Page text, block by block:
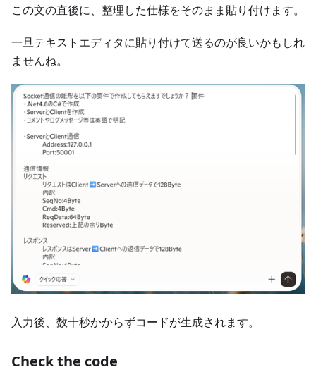
この文の直後に、整理した仕様をそのまま貼り付けます。
一旦テキストエディタに貼り付けて送るのが良いかもしれ
ませんね。
入力後、数十秒かからずコードが生成されます。
Check the code